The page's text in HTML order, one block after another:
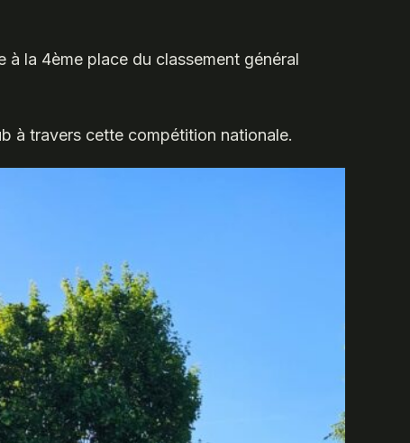
à la 4ème place du classement général
à travers cette compétition nationale.